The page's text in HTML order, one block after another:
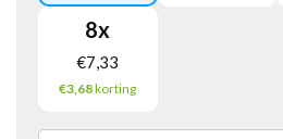
8x
€7,33
€3,68korting